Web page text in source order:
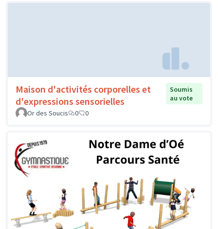
Maison d'activités corporelles et
d'expressions sensorielles
Soumis
au vote
Or des Soucis
0 0